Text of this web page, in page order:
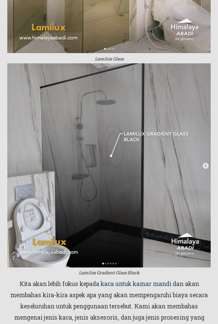
Lamilux Glass
Lamilux Gradient Glass Black
Kita akan lebih fokus kepadakaca untuk kamar mandidan akan
membahas kira-kira aspek apa yang akan mempengaruhi biaya secara
keseluruhan untuk penggunaan tersebut. Kami akan membahas
mengenai jenis kaca, jenis aksesoris, dan juga jenis prosesing yang